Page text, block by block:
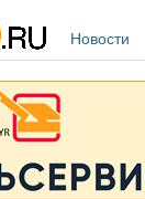
Новости